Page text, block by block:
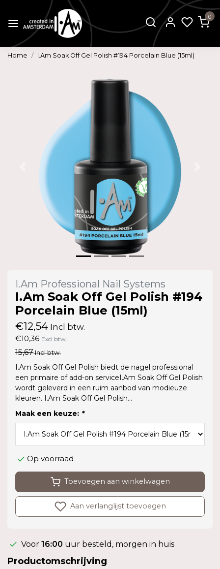
0
Home I.Am Soak Off Gel Polish #194 Porcelain Blue (15ml)
I.Am Professional Nail Systems
I.Am Soak Off Gel Polish #194
Porcelain Blue (15ml)
€12,54 Incl btw.
€10,36 Excl btw.
15,67Incl btw.
I.Am Soak Off Gel Polish biedt de nagel professional
een primaire of add-on serviceI.Am Soak Off Gel Polish
wordt geleverd in een ruim aanbod van modieuze
kleuren. I.Am Soak Off Gel Polish...
Maak een keuze: *
Op voorraad
Toevoegen aan winkelwagen
Aan verlanglijst toevoegen
Voor 16:00 uur besteld, morgen in huis
Productomschrijving